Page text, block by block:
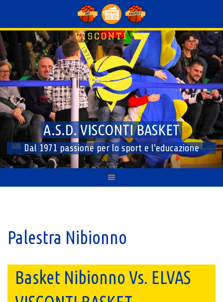
content
A.S.D. VISCONTI BASKET
Dal 1971 passione per lo sport e l'educazione
Palestra Nibionno
Basket Nibionno Vs. ELVAS